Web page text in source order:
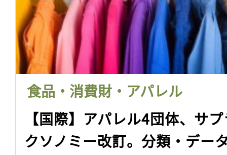
食品・消費財・アパレル
【国際】アパレル4団体、サ
クソノミー改訂。分類・デー